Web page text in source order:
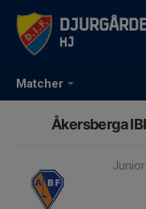
Matcher
HJ
Åkersberga